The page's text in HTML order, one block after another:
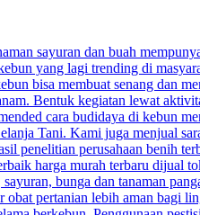
sayuran dan buah
yang lagi trending di
bisa membuat senang dan
Bentuk kegiatan lewat
cara budidaya di kebun
Tani. Kami juga menjual
penelitian perusahaan benih
harga murah terbaru dijual
bunga dan tanaman
pertanian lebih aman bagi